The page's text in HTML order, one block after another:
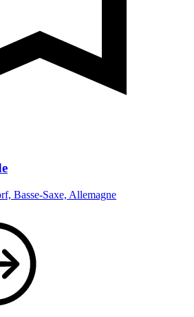
Basse-Saxe, Allemagne